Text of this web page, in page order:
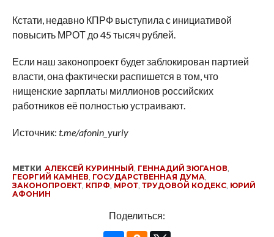
Кстати, недавно КПРФ выступила с инициативой
повысить МРОТ до 45 тысяч рублей.
Если наш законопроект будет заблокирован партией
власти, она фактически распишется в том, что
нищенские зарплаты миллионов российских
работников её полностью устраивают.
Источник: t.me/afonin_yuriy
МЕТКИ АЛЕКСЕЙ КУРИННЫЙ, ГЕННАДИЙ ЗЮГАНОВ,
ГЕОРГИЙ КАМНЕВ, ГОСУДАРСТВЕННАЯ ДУМА,
ЗАКОНОПРОЕКТ, КПРФ, МРОТ, ТРУДОВОЙ КОДЕКС, ЮРИЙ
АФОНИН
Поделиться: